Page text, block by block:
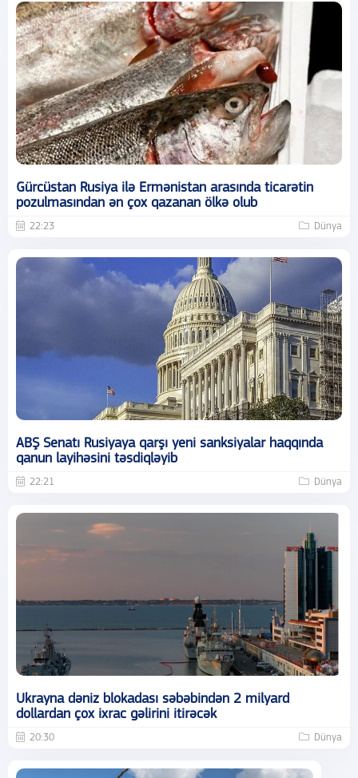
Gürcüstan Rusiya ilə Ermənistan arasında ticarətin
pozulmasından ən çox qazanan ölkə olub
22:23 Dünya
ABŞ Senatı Rusiyaya qarşı yeni sanksiyalar haqqında
qanun layihəsini təsdiqləyib
22:21 Dünya
Ukrayna dəniz blokadası səbəbindən 2 milyard
dollardan çox ixrac gəlirini itirəcək
20:30 Dünya